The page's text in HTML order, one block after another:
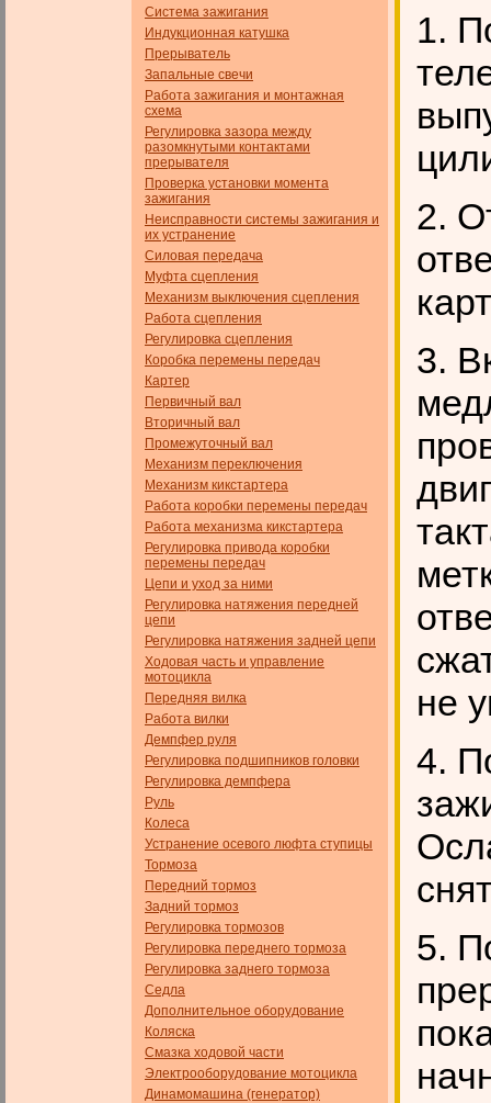
Система зажигания
Индукционная катушка
Прерыватель
Запальные свечи
Работа зажигания и монтажная
схема
Регулировка зазора между
разомкнутыми контактами
прерывателя
Проверка установки момента
зажигания
Неисправности системы зажигания и
их устранение
Силовая передача
Муфта сцепления
Механизм выключения сцепления
Работа сцепления
Регулировка сцепления
Коробка перемены передач
Картер
Первичный вал
Вторичный вал
Промежуточный вал
Механизм переключения
Механизм кикстартера
Работа коробки перемены передач
Работа механизма кикстартера
Регулировка привода коробки
перемены передач
Цепи и уход за ними
Регулировка натяжения передней
цепи
Регулировка натяжения задней цепи
Ходовая часть и управление
мотоцикла
Передняя вилка
Работа вилки
Демпфер руля
Регулировка подшипников головки
Регулировка демпфера
Руль
Колеса
Устранение осевого люфта ступицы
Тормоза
Передний тормоз
Задний тормоз
Регулировка тормозов
Регулировка переднего тормоза
Регулировка заднего тормоза
Седла
Дополнительное оборудование
Коляска
Смазка ходовой части
Электрооборудование мотоцикла
Динамомашина (генератор)
1.
2.
3.
не
4.
5.